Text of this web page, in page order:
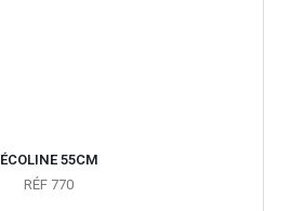
ÉCOLINE 55CM
RÉF 770